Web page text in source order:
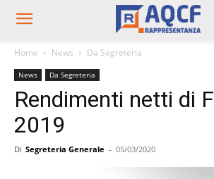
Home News Da Segreteria
News Da Segreteria
Rendimenti netti di
2019
Di Segreteria Generale - 05/03/2020